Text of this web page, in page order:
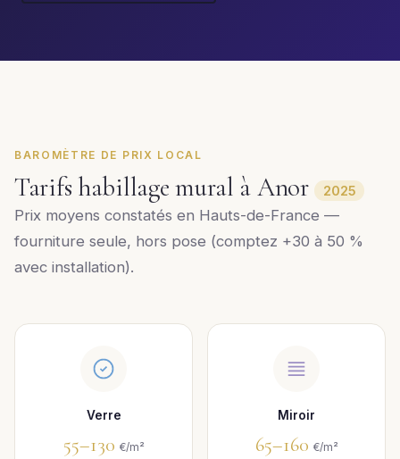
BAROMÈTRE DE PRIX LOCAL
Tarifs habillage mural à Anor 2025
Prix moyens constatés en Hauts-de-France —
fourniture seule, hors pose (comptez +30 à 50 %
avec installation).
Verre
55–130 €/m²
Miroir
65–160 €/m²